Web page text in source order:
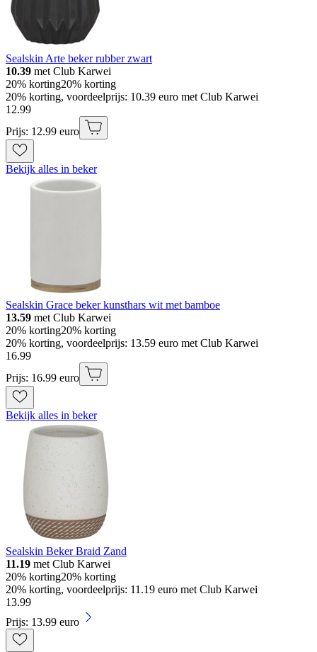
Sealskin Arte beker rubber zwart
10.39 met Club Karwei
20% korting20% korting
20% korting, voordeelprijs: 10.39 euro met Club Karwei
12.99
Prijs: 12.99 euro
Bekijk alles in beker
Sealskin Grace beker kunsthars wit met bamboe
13.59 met Club Karwei
20% korting20% korting
20% korting, voordeelprijs: 13.59 euro met Club Karwei
16.99
Prijs: 16.99 euro
Bekijk alles in beker
Sealskin Beker Braid Zand
11.19 met Club Karwei
20% korting20% korting
20% korting, voordeelprijs: 11.19 euro met Club Karwei
13.99
Prijs: 13.99 euro